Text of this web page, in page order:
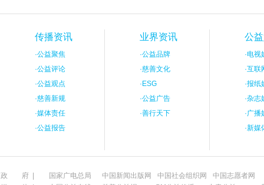
传播资讯
·公益聚焦
·公益评论
·公益观点
·慈善新规
·媒体责任
·公益报告
业界资讯
·公益品牌
·慈善文化
· ESG
·公益广告
·善行天下
公
·电视
·互联
·报纸
·杂志
·广播
·新媒
政 府 | 国家广电总局 中国新闻出版网 中国社会组织网
中国志愿者网